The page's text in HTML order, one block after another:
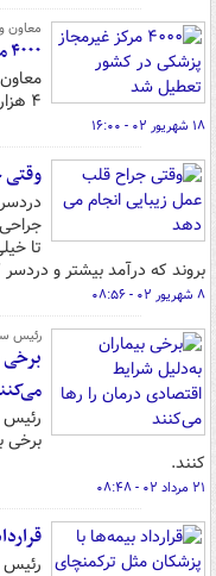
معاون
۴۰۰۰ مرکز غیرمجاز پزشکی در کشور تعطیل شد
۴ هزار مرکز غیر مجاز پزشکی خبر داد.
۱۸ شهریور ۰۲ - ۱۶:۰۰
وقتی
تا
بروند که درآمد بیشتر و
۸ شهریور ۰۲ - ۰۸:۵۶
رئیس
برخی
رئیس
برخی
کنند.
۲۱ مرداد ۰۲ - ۰۸:۴۸
رئیس